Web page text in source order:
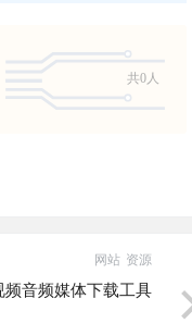
共0人
网站 资源
频音频媒体下载工具